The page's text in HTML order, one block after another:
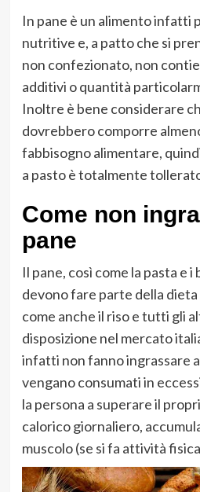
In pane è un alimento infatti
nutritive e, a patto che si
non confezionato, non
additivi o quantità
Inoltre è bene considerare
dovrebbero comporre
fabbisogno alimentare,
a pasto è totalmente
Come non
pane
Il pane, così come la pasta e
devono fare parte della
come anche il riso e tutti gli
disposizione nel mercato
infatti non fanno ingrassare
vengano consumati in
la persona a superare il
calorico giornaliero,
muscolo (se si fa attività